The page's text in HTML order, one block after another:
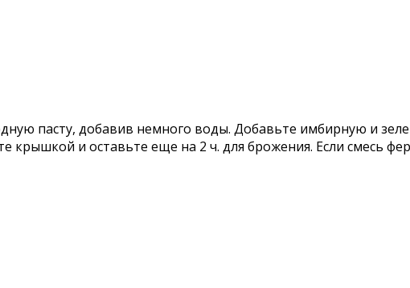
пасту, добавив немного воды. Добавьте имбирную и
крышкой и оставьте еще на 2 ч. для брожения. Если смесь